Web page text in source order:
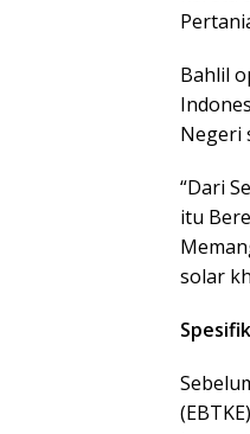
Bahlil
Negeri
“Dari
itu
solar